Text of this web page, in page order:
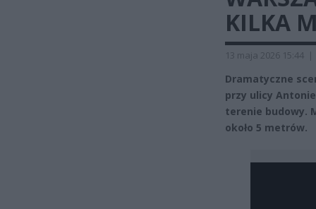
KILKA
13 maja 2026 15:44 |
Dramatyczne
przy ulicy
terenie budowy.
około 5 metrów.